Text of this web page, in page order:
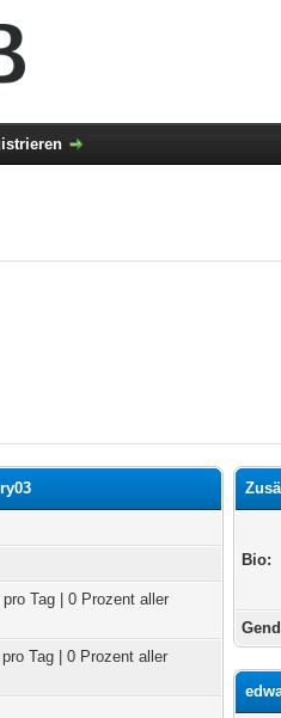
Tag | 0 Prozent aller
Tag | 0 Prozent aller
Bio: